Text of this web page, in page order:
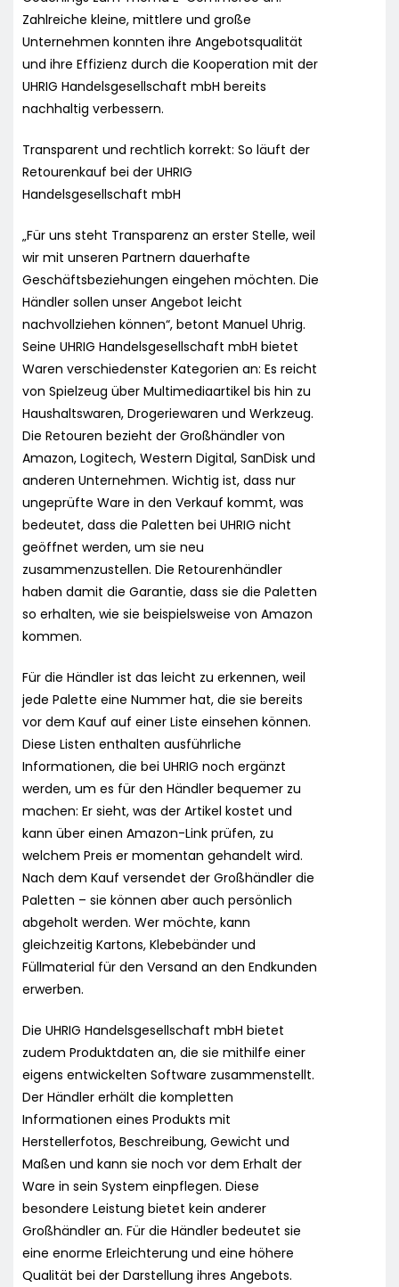
Zahlreiche kleine, mittlere und große
Unternehmen konnten ihre Angebotsqualität
und ihre Effizienz durch die Kooperation mit der
UHRIG Handelsgesellschaft mbH bereits
nachhaltig verbessern.
Transparent und rechtlich korrekt: So läuft der
Retourenkauf bei der UHRIG
Handelsgesellschaft mbH
„Für uns steht Transparenz an erster Stelle, weil
wir mit unseren Partnern dauerhafte
Geschäftsbeziehungen eingehen möchten. Die
Händler sollen unser Angebot leicht
nachvollziehen können“, betont Manuel Uhrig.
Seine UHRIG Handelsgesellschaft mbH bietet
Waren verschiedenster Kategorien an: Es reicht
von Spielzeug über Multimediaartikel bis hin zu
Haushaltswaren, Drogeriewaren und Werkzeug.
Die Retouren bezieht der Großhändler von
Amazon, Logitech, Western Digital, SanDisk und
anderen Unternehmen. Wichtig ist, dass nur
ungeprüfte Ware in den Verkauf kommt, was
bedeutet, dass die Paletten bei UHRIG nicht
geöffnet werden, um sie neu
zusammenzustellen. Die Retourenhändler
haben damit die Garantie, dass sie die Paletten
so erhalten, wie sie beispielsweise von Amazon
kommen.
Für die Händler ist das leicht zu erkennen, weil
jede Palette eine Nummer hat, die sie bereits
vor dem Kauf auf einer Liste einsehen können.
Diese Listen enthalten ausführliche
Informationen, die bei UHRIG noch ergänzt
werden, um es für den Händler bequemer zu
machen: Er sieht, was der Artikel kostet und
kann über einen Amazon-Link prüfen, zu
welchem Preis er momentan gehandelt wird.
Nach dem Kauf versendet der Großhändler die
Paletten – sie können aber auch persönlich
abgeholt werden. Wer möchte, kann
gleichzeitig Kartons, Klebebänder und
Füllmaterial für den Versand an den Endkunden
erwerben.
Die UHRIG Handelsgesellschaft mbH bietet
zudem Produktdaten an, die sie mithilfe einer
eigens entwickelten Software zusammenstellt.
Der Händler erhält die kompletten
Informationen eines Produkts mit
Herstellerfotos, Beschreibung, Gewicht und
Maßen und kann sie noch vor dem Erhalt der
Ware in sein System einpflegen. Diese
besondere Leistung bietet kein anderer
Großhändler an. Für die Händler bedeutet sie
eine enorme Erleichterung und eine höhere
Qualität bei der Darstellung ihres Angebots.